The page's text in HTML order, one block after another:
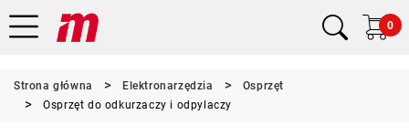
0
Strona główna Elektronarzędzia
Osprzęt
Osprzęt do odkurzaczy i odpylaczy